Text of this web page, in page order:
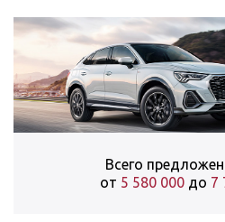
Всего
от 5 580 000 до 7